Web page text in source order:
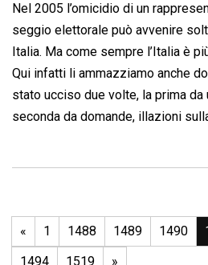
Nel 2005 l’omicidio di un
seggio elettorale può avvenire
Italia. Ma come sempre l’Italia è
Qui infatti li ammazziamo anche
stato ucciso due volte, la prima da
seconda da domande, illazioni
« 1 1488 1489 1490
1494
1519 »